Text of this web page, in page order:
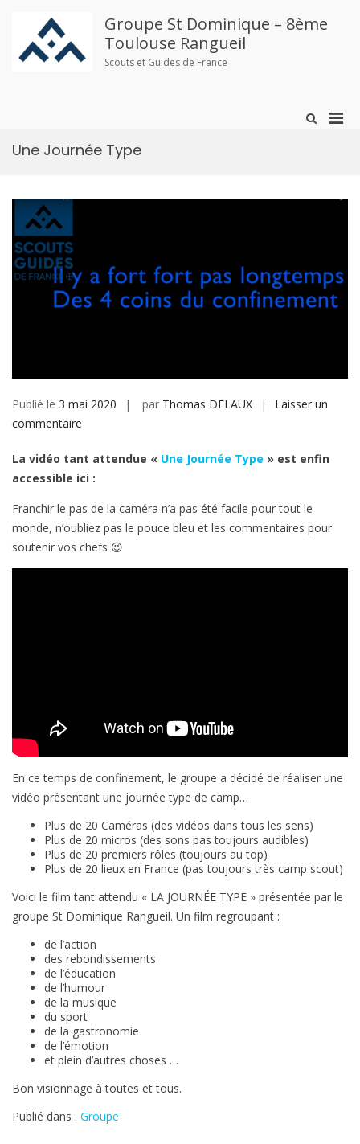
contenu
Groupe St Dominique – 8ème
Toulouse Rangueil
Scouts et Guides de France
Afficher
Une Journée Type
Publié le 3 mai 2020 par Thomas DELAUX
Laisser un
commentaire
Journée
Type
La vidéo tant attendue « Une Journée Type » est enfin
accessible ici :
Franchir le pas de la caméra n’a pas été facile pour tout le
monde, n’oubliez pas le pouce bleu et les commentaires pour
soutenir vos chefs 😉
En ce temps de confinement, le groupe a décidé de réaliser une
vidéo présentant une journée type de camp…
Plus de 20 Caméras (des vidéos dans tous les sens)
Plus de 20 micros (des sons pas toujours audibles)
Plus de 20 premiers rôles (toujours au top)
Plus de 20 lieux en France (pas toujours très camp scout)
Voici le film tant attendu « LA JOURNÉE TYPE » présentée par le
groupe St Dominique Rangueil. Un film regroupant :
de l’action
des rebondissements
de l’éducation
de l’humour
de la musique
du sport
de la gastronomie
de l’émotion
et plein d’autres choses …
Bon visionnage à toutes et tous.
Publié dans : Groupe